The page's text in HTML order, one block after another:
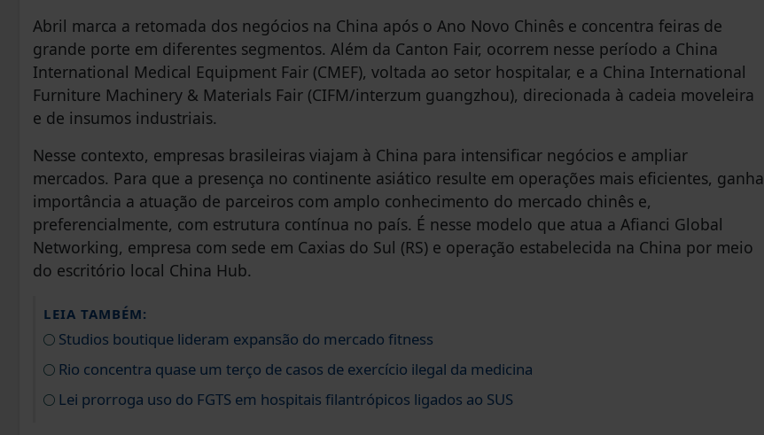
Abril marca a retomada dos negócios na China após o Ano Novo Chinês e concentra feiras de
grande porte em diferentes segmentos. Além da Canton Fair, ocorrem nesse período a China
International Medical Equipment Fair (CMEF), voltada ao setor hospitalar, e a China International
Furniture Machinery & Materials Fair (CIFM/interzum guangzhou), direcionada à cadeia moveleira
e de insumos industriais.
Nesse contexto, empresas brasileiras viajam à China para intensificar negócios e ampliar
mercados. Para que a presença no continente asiático resulte em operações mais eficientes, ganha
importância a atuação de parceiros com amplo conhecimento do mercado chinês e,
preferencialmente, com estrutura contínua no país. É nesse modelo que atua a Afianci Global
Networking, empresa com sede em Caxias do Sul (RS) e operação estabelecida na China por meio
do escritório local China Hub.
LEIA TAMBÉM:
Studios boutique lideram expansão do mercado fitness
Rio concentra quase um terço de casos de exercício ilegal da medicina
Lei prorroga uso do FGTS em hospitais filantrópicos ligados ao SUS